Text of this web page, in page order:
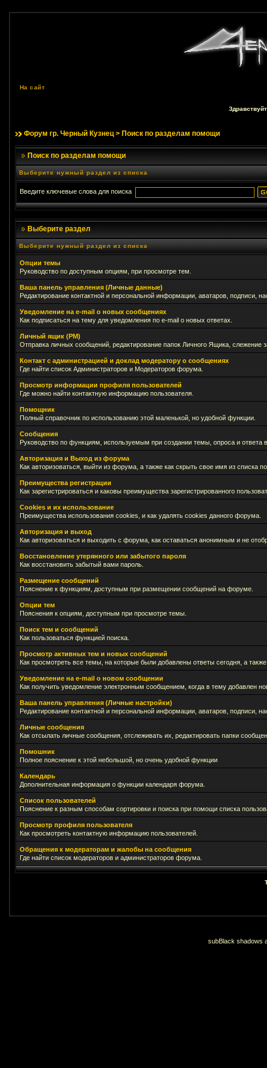
На сайт
Форум гр. Черный Кузнец> Поиск по разделам помощи
Поиск по разделам помощи
Выберите нужный раздел из списка
Введите ключевые слова для поиска
Выберите раздел
Выберите нужный раздел из списка
Опции темы
Руководство по доступным опциям, при просмотре тем.
Ваша панель управления (Личные данные)
Редактирование контактной и персональной информации, аватаров, подписи,
Уведомление на e-mail о новых сообщениях
Как подписаться на тему для уведомления по e-mail о новых ответах.
Личный ящик (PM)
Отправка личных сообщений, редактирование папок Личного Ящика,
Контакт с администрацией и доклад модератору о сообщениях
Где найти список Администраторов и Модераторов форума.
Просмотр информации профиля пользователей
Где можно найти контактную информацию пользователя.
Помощник
Полный справочник по использованию этой маленькой, но удобной функции.
Сообщения
Руководство по функциям, используемым при создании темы, опроса и ответа
Авторизация и Выход из форума
Как авторизоваться, выйти из форума, а также как скрыть свое имя из списка
Преимущества регистрации
Как зарегистрироваться и каковы преимущества зарегистрированного
Cookies и их использование
Преимущества использования cookies, и как удалять cookies данного форума.
Авторизация и выход
Как авторизоваться и выходить с форума, как оставаться анонимным и не
Восстановление утерянного или забытого пароля
Как восстановить забытый вами пароль.
Размещение сообщений
Пояснение к функциям, доступным при размещении сообщений на форуме.
Опции тем
Пояснения к опциям, доступным при просмотре темы.
Поиск тем и сообщений
Как пользоваться функцией поиска.
Просмотр активных тем и новых сообщений
Как просмотреть все темы, на которые были добавлены ответы сегодня, а
Уведомление на е-mail о новом сообщении
Как получить уведомление электронным сообщением, когда в тему добавлен
Ваша панель управления (Личные настройки)
Редактирование контактной и персональной информации, аватаров, подписи,
Личные сообщения
Как отсылать личные сообщения, отслеживать их, редактировать папки
Помошник
Полное пояснение к этой небольшой, но очень удобной функции
Календарь
Дополнительная информация о функции календаря форума.
Список пользователей
Пояснение к разным способам сортировки и поиска при помощи списка
Просмотр профиля пользователя
Как просмотреть контактную информацию пользователей.
Обращения к модераторам и жалобы на сообщения
Где найти список модераторов и администраторов форума.
subBlack shadows